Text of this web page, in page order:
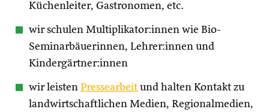
Küchenleiter, Gastronomen, etc.
wir schulen Multiplikator:innen wie Bio-
Seminarbäuerinnen, Lehrer:innen und
Kindergärtner:innen
wir leisten Pressearbeit und halten Kontakt zu
landwirtschaftlichen Medien, Regionalmedien,